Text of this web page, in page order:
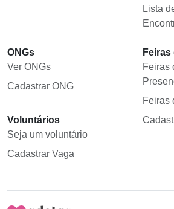
Lista
ONGs
Ver ONGs
Cadastrar ONG
Voluntários
Seja um voluntário
Cadastrar Vaga
Feiras
Feiras